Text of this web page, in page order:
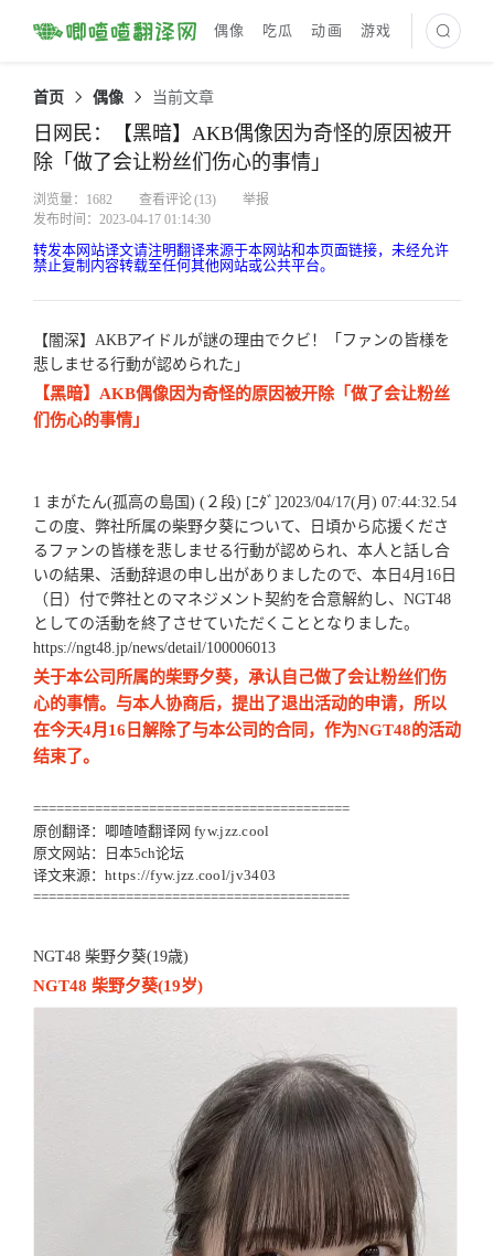
偶像 吃瓜 动画 游戏 最新译文
首页 偶像 当前文章
日网民：【黑暗】AKB偶像因为奇怪的原因被开
除「做了会让粉丝们伤心的事情」
浏览量：1682 查看评论(13)
举报
发布时间：2023-04-17 01:14:30
转发本网站译文请注明翻译来源于本网站和本页面链接，未经允许
禁止复制内容转载至任何其他网站或公共平台。
【闇深】AKBアイドルが謎の理由でクビ！「ファンの皆様を
悲しませる行動が認められた」
【黑暗】AKB偶像因为奇怪的原因被开除「做了会让粉丝
们伤心的事情」
1 まがたん(孤高の島国) (２段) [ﾆﾀﾞ]2023/04/17(月) 07:44:32.54
この度、弊社所属の柴野夕葵について、日頃から応援くださ
るファンの皆様を悲しませる行動が認められ、本人と話し合
いの結果、活動辞退の申し出がありましたので、本日4月16日
（日）付で弊社とのマネジメント契約を合意解約し、NGT48
としての活動を終了させていただくこととなりました。
https://ngt48.jp/news/detail/100006013
关于本公司所属的柴野夕葵，承认自己做了会让粉丝们伤
心的事情。与本人协商后，提出了退出活动的申请，所以
在今天4月16日解除了与本公司的合同，作为NGT48的活动
结束了。
=========================================
原创翻译：唧喳喳翻译网 fyw.jzz.cool
原文网站：日本5ch论坛
译文来源： https://fyw.jzz.cool/jv3403
=========================================
NGT48 柴野夕葵(19歳)
NGT48 柴野夕葵(19岁)